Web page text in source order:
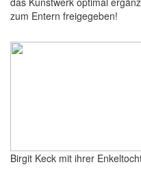
zum Entern freigegeben!
Birgit Keck mit ihrer